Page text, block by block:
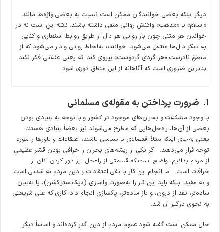
دیگر اینکه بعضی خوانندگان ممکن است نسبت به بعضی واژه‌ها مانند
«اسلام» یا «مذهب» واکنش روانی منفی داشته باشند. نکته این است که در
خواندن هر متنی چون بار روانی هر دال از طریق روابط استعاری و کنایی
به دیگر دال‌ها منتقل می‌شود، خواننده به‌لحاظ روانی وادار می‌شود که از
منطق نادرست «هر گردی گردوست» پیروی کند؛ که یعنی عقلانی فکر نکند.
بنابراین ضروری است که آگاهانه از این منطق دوری شود.
۱. ضرورت پرداختن به مقوله‌ی مسلمانی
با وجود مشکلات و بحران‌های موجود در کشور و با توجه به بنیادی بودن
بعضی از آن‌ها، راه‌حل‌هایی که مطرح می‌شوند نیز بعضاً بنیادی هستند؛
یعنی به‌جای اینکه مثلاً اقتصادی یا سیاسی باشند، اعتقادات و باورها را مورد
توجه قرار می‌دهند. اگر یکی از ریشه‌های بحران را خرافی بودن قشر عظیمی
از مردم بدانیم، واضح است که قسمتی از راه‌حل نیز دور کردن آنان از
خرافات است. اما انجام این کار با نفی اعتقادات و دین مردم نه شدنی است
و نه مفید، بلکه باید این کار را به‌صورت واسازی (دیکانستراکشن)، یا به‌بیان
ساده‌تر، نقد از درون، و باز ساده‌تر، پاکسازی انجام داد؛ کاری که علی شریعتی
به نحوی درگیر آن شد.
حال ممکن است گفته شود عموم مردم از دین گذر کرده‌اند و اساساً دیگر